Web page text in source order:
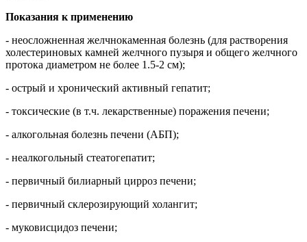
Показания к применению
- неосложненная желчнокаменная болезнь (для растворения
холестериновых камней желчного пузыря и общего желчного
протока диаметром не более 1.5-2 см);
- острый и хронический активный гепатит;
- токсические (в т.ч. лекарственные) поражения печени;
- алкогольная болезнь печени (АБП);
- неалкогольный стеатогепатит;
- первичный билиарный цирроз печени;
- первичный склерозирующий холангит;
- муковисцидоз печени;